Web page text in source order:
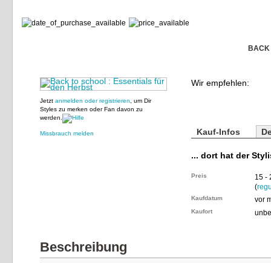
BACK
Jetzt anmelden oder registrieren , um Dir
Styles zu merken oder Fan davon zu
werden.
Missbrauch melden
Wir empfehlen:
Kauf-Infos
... dort hat der
Preis
15 -
(
Kaufdatum vor
Kaufort
Beschreibung